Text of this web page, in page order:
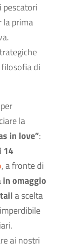
la prima
di
la
in love”:
14
, a fronte di
in omaggio
a scelta
ai nostri